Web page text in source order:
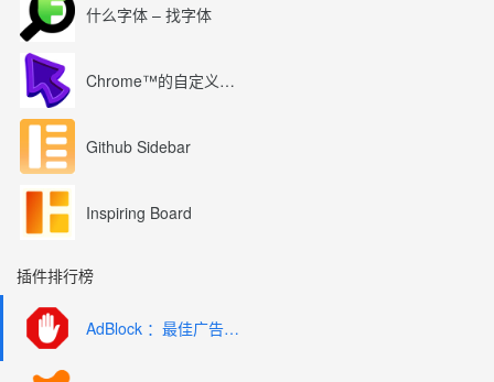
什么字体 – 找字体
Chrome™的自定义光标
Github Sidebar
Inspiring Board
插件排行榜
AdBlock ：最佳广告拦截工具